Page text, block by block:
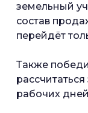
земельный
состав
перейдёт
Также
рабочих